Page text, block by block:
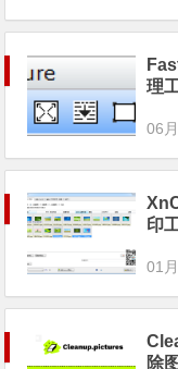
理
06
印
01
除